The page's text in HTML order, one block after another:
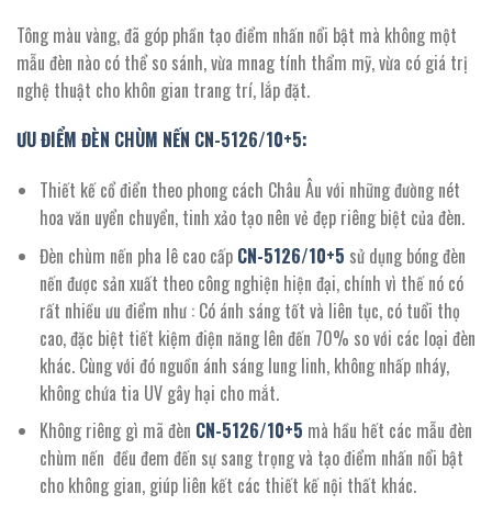
Tông màu vàng, đã góp phần tạo điểm nhấn nổi bật mà không một
mẫu đèn nào có thể so sánh, vừa mnag tính thẩm mỹ, vừa có giá trị
nghệ thuật cho khôn gian trang trí, lắp đặt.
ƯU ĐIỂM ĐÈN CHÙM NẾN CN-5126/10+5:
Thiết kế cổ điển theo phong cách Châu Âu với những đường nét
hoa văn uyển chuyển, tinh xảo tạo nên vẻ đẹp riêng biệt của đèn.
Đèn chùm nến pha lê cao cấp CN-5126/10+5 sử dụng bóng đèn
nến được sản xuất theo công nghiện hiện đại, chính vì thế nó có
rất nhiều ưu điểm như : Có ánh sáng tốt và liên tục, có tuổi thọ
cao, đặc biệt tiết kiệm điện năng lên đến 70% so với các loại đèn
khác. Cùng với đó nguồn ánh sáng lung linh, không nhấp nháy,
không chứa tia UV gây hại cho mắt.
Không riêng gì mã đèn CN-5126/10+5 mà hầu hết các mẫu đèn
chùm nến đều đem đến sự sang trọng và tạo điểm nhấn nổi bật
cho không gian, giúp liên kết các thiết kế nội thất khác.